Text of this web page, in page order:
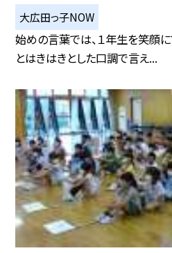
大広田っ子NOW
始めの言葉では、１年生を笑顔
とはきはきとした口調で言え...